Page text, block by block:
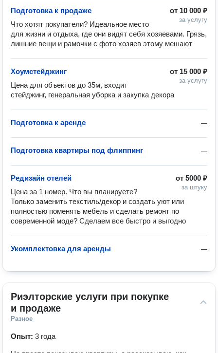
от 10 000 ₽
за услугу
Подготовка к продаже
Что хотят покупатели? Идеальное место
для жизни и отдыха, где они видят себя хозяевами. Грязь,
лишние вещи и рамочки с фото хозяев этому мешают
от 15 000 ₽
за услугу
Хоумстейджинг
Цена для объектов до 35м, входит
стейджинг, генеральная уборка и закупка декора
—
Подготовка к аренде
—
Подготовка квартиры под флиппинг
от 5000 ₽
за штуку
Редизайн отелей
Цена за 1 номер. Что вы планируете?
Только заменить текстиль/декор и создать уют или
полностью поменять мебель и сделать ремонт по
современной моде? Сделаем все быстро и выгодно
—
Укомплектовка для аренды
Риэлторские услуги при покупке
и продаже
Разное
Опыт: 3 года